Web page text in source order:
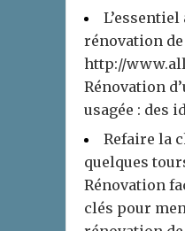
rénovation
http://
Rénovation
usagée : des
Refaire la
quelques
Rénovation
clés pour